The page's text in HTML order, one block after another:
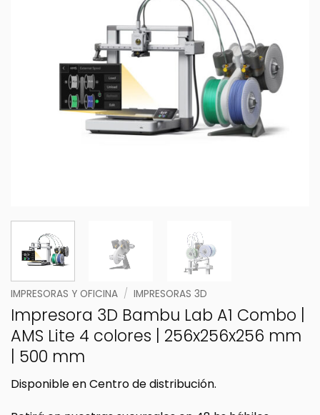
IMPRESORAS Y OFICINA / IMPRESORAS 3D
Impresora 3D Bambu Lab A1 Combo |
AMS Lite 4 colores | 256x256x256 mm
| 500 mm
Disponible en Centro de distribución.